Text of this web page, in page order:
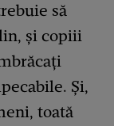
să
și copiii
Și,
toată